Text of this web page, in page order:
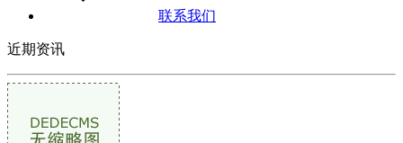
联系我们
近期资讯